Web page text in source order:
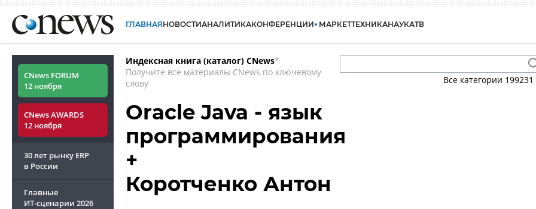
ГЛАВНАЯНОВОСТИАНАЛИТИКАКОНФЕРЕНЦИИ МАРКЕТТЕХНИКАНАУКАТВ
CNews FORUM
12 ноября
CNews AWARDS
12 ноября
30 лет рынку ERP
в России
Главные
ИТ-сценарии 2026
Индексная книга (каталог) CNews*
Получите все материалы CNews по ключевому
слову
Все категории 199231
Oracle Java - язык
программирования
+
Коротченко Антон